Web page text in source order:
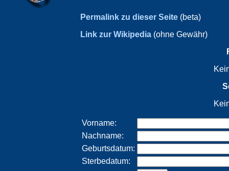
Permalink zu dieser Seite (beta)
Link zur Wikipedia (ohne Gewähr)
Vorname:
Nachname:
Geburtsdatum:
Sterbedatum: